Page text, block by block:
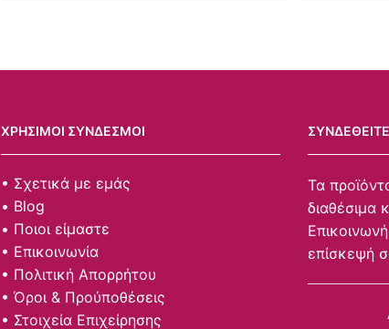
ΧΡΉΣΙΜΟΙ ΣΎΝΔΕΣΜΟΙ
• Σχετικά με εμάς
• Blog
• Ποιοι είμαστε
• Επικοινωνία
• Πολιτική Απορρήτου
• Όροι & Προύποθέσεις
• Στοιχεία Επιχείρησης
Τα
διαθέσιμα
επίσκεψή